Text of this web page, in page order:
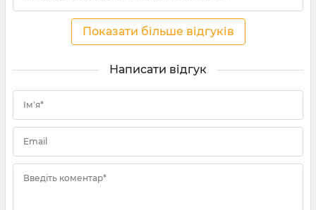
Показати більше відгуків
Написати відгук
Ім'я*
Email
Введіть коментар*